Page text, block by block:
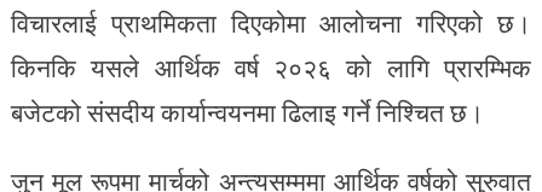
विचारलाई प्राथमिकता दिएकोमा आलोचना गरिएको छ।
किनकि यसले आर्थिक वर्ष २०२६ को लागि प्रारम्भिक
बजेटको संसदीय कार्यान्वयनमा ढिलाइ गर्ने निश्चित छ।
जुन मूल रूपमा मार्चको अन्त्यसम्ममा आर्थिक वर्षको सुरुवात